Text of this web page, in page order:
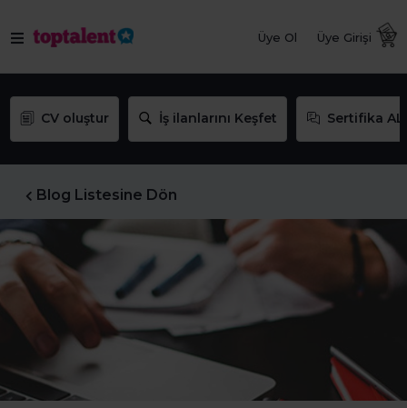
Üye Ol Üye Girişi
CV oluştur İş ilanlarını Keşfet Sertifika AL
Blog Listesine Dön